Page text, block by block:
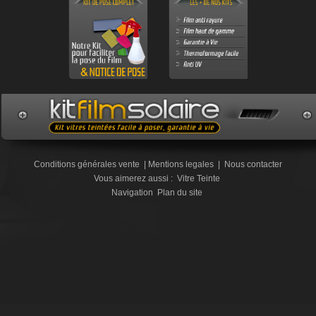
Conditions générales vente | Mentions legales | Nous contacter
Vous aimerez aussi : Vitre Teinte
Navigation Plan du site